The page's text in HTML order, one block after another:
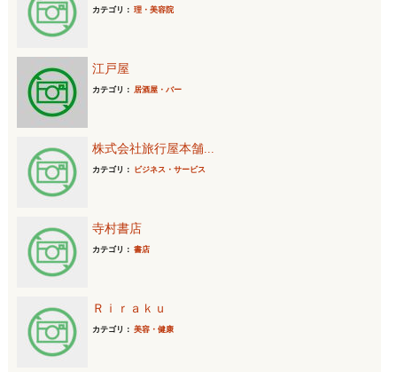
カテゴリ： 理・美容院
江戸屋
カテゴリ： 居酒屋・バー
株式会社旅行屋本舗...
カテゴリ： ビジネス・サービス
寺村書店
カテゴリ： 書店
Ｒｉｒａｋｕ
カテゴリ： 美容・健康